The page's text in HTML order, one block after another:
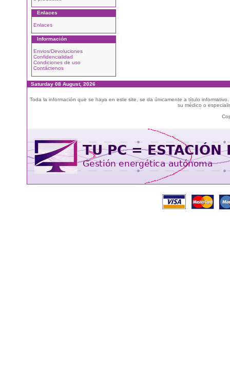
Enlaces
Enlaces
Información
Envios/Devoluciones
Confidencialidad
Condiciones de uso
Contáctenos
Saturday 08 August, 2026
Toda la información que se haya en este site, se da únicamente a título
su médico o